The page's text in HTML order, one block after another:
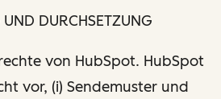
DURCHSETZUNG
von HubSpot. HubSpot
vor, (i) Sendemuster und